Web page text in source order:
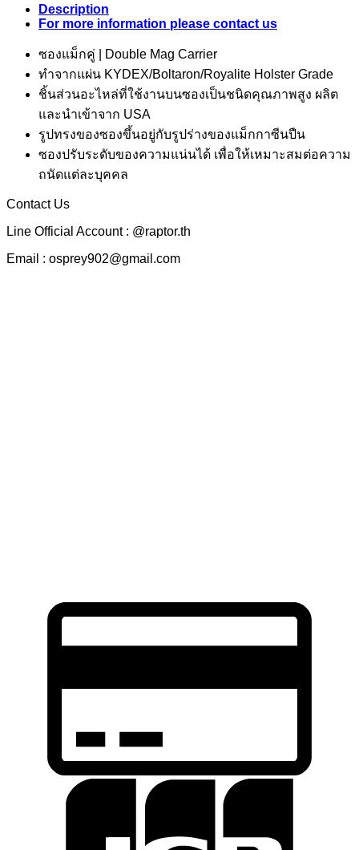
Description
For more information please contact us
ซองแม็กคู่ | Double Mag Carrier
ทำจากแผ่น KYDEX/Boltaron/Royalite Holster Grade
ชิ้นส่วนอะไหล่ที่ใช้งานบนซองเป็นชนิดคุณภาพสูง ผลิต
และนำเข้าจาก USA
รูปทรงของซองขึ้นอยู่กับรูปร่างของแม็กกาซีนปืน
ซองปรับระดับของความแน่นได้ เพื่อให้เหมาะสมต่อความ
ถนัดแต่ละบุคคล
Contact Us
Line Official Account : @raptor.th
Email : osprey902@gmail.com